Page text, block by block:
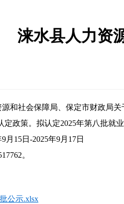
涞水县人力资
和社会保障局、保定市财政局
定政策。拟认定2025年第八批就
月15日-2025年9月17日
。
公示.xlsx